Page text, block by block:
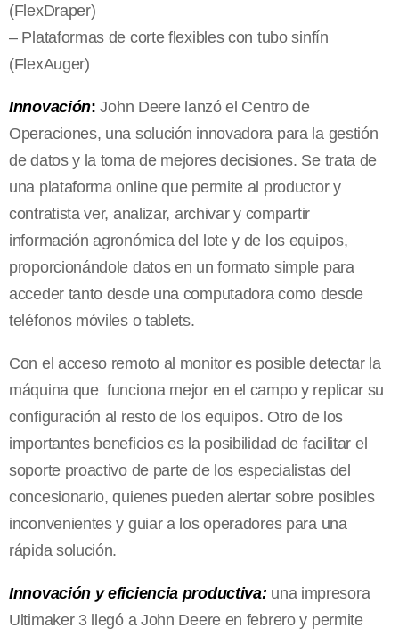
(FlexDraper)
– Plataformas de corte flexibles con tubo sinfín
(FlexAuger)
Innovación: John Deere lanzó el Centro de
Operaciones, una solución innovadora para la gestión
de datos y la toma de mejores decisiones. Se trata de
una plataforma online que permite al productor y
contratista ver, analizar, archivar y compartir
información agronómica del lote y de los equipos,
proporcionándole datos en un formato simple para
acceder tanto desde una computadora como desde
teléfonos móviles o tablets.
Con el acceso remoto al monitor es posible detectar la
máquina que funciona mejor en el campo y replicar su
configuración al resto de los equipos. Otro de los
importantes beneficios es la posibilidad de facilitar el
soporte proactivo de parte de los especialistas del
concesionario, quienes pueden alertar sobre posibles
inconvenientes y guiar a los operadores para una
rápida solución.
Innovación y eficiencia productiva: una impresora
Ultimaker 3 llegó a John Deere en febrero y permite